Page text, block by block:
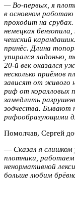
— Во-первых, я
в основном
проходит на срубах.
немецкая
чешский
принёс. Длина
упирался ладонью,
20-й век оказался
несколько приёмов
зависят от живого
риф от коралловых
замедлить
зодчества. Бывают
рифообразующими
Помолчав, Сергей
— Сказал я
плотники, работаем
ненормативной
больше любим